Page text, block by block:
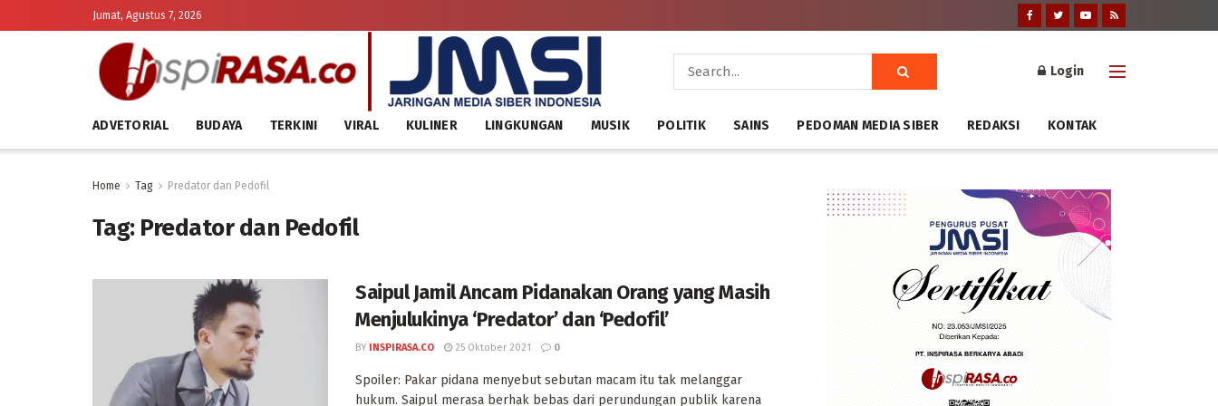
Jumat, Agustus 7, 2026
Login
ADVETORIAL BUDAYA TERKINI VIRAL KULINER LINGKUNGAN MUSIK POLITIK SAINS PEDOMAN MEDIA SIBER REDAKSI KONTAK
Home Tag Predator dan Pedofil
Tag: Predator dan Pedofil
Saipul Jamil Ancam Pidanakan Orang yang Masih
Menjulukinya ‘Predator’ dan ‘Pedofil’
BY INSPIRASA.CO 25 Oktober 2021 0
Spoiler: Pakar pidana menyebut sebutan macam itu tak melanggar
hukum. Saipul merasa berhak bebas dari perundungan publik karena